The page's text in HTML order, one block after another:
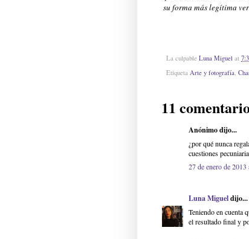
su forma más legítima
La culpable Luna Miguel at
Etiqueta Arte y fotografía,
11
Anónimo dijo...
¿por qué nunca
cuestiones
27 de enero de 2013
Luna Migueldijo...
Teniendo en cuenta
el resultado final y